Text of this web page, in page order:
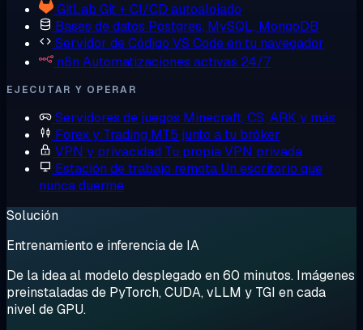
GitLab Git + CI/CD autoalojado
Bases de datos Postgres, MySQL, MongoDB
Servidor de Código VS Code en tu navegador
n8n Automatizaciones activas 24/7
EJECUTAR Y OPERAR
Servidores de juegos Minecraft, CS, ARK y más
Forex y Trading MT5 junto a tu bróker
VPN y privacidad Tu propia VPN privada
Estación de trabajo remota Un escritorio que
nunca duerme
Solución
Entrenamiento e inferencia de IA
De la idea al modelo desplegado en 60 minutos. Imágenes
preinstaladas de PyTorch, CUDA, vLLM y TGI en cada
nivel de GPU.